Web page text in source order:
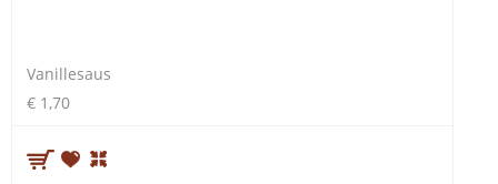
Vanillesaus
€ 1,70